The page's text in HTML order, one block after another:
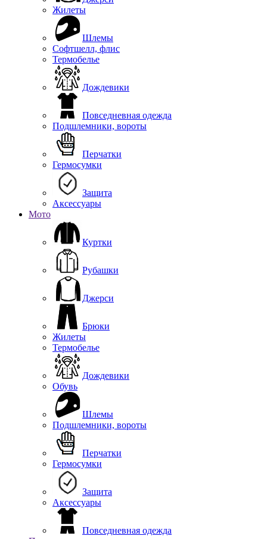
Жилеты
Шлемы
Софтшелл, флис
Термобелье
Дождевики
Повседневная одежда
Подшлемники, вороты
Перчатки
Гермосумки
Защита
Аксессуары
Мото
Куртки
Рубашки
Джерси
Брюки
Жилеты
Термобелье
Дождевики
Обувь
Шлемы
Подшлемники, вороты
Перчатки
Гермосумки
Защита
Аксессуары
Повседневная одежда